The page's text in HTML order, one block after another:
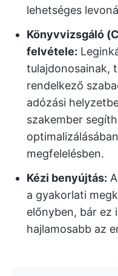
lehetséges
Könyvvizsgáló
felvétele:
tulajdonosainak,
rendelkező
adózási
szakember
megfelelésben.
Kézi benyújtás:
a gyakorlati
előnyben, bár ez
hajlamosabb az